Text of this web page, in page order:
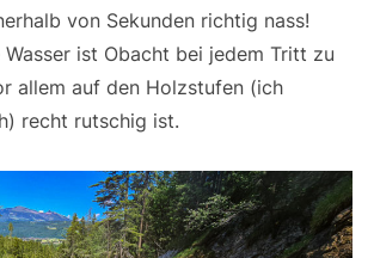
von Sekunden richtig nass!
ist Obacht bei jedem Tritt zu
allem auf den Holzstufen (ich
recht rutschig ist.